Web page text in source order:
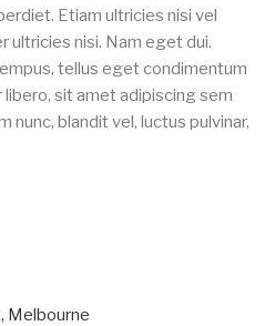
Etiam ultricies nisi vel
ultricies nisi. Nam eget dui.
tellus eget condimentum
sit amet adipiscing sem
nunc, blandit vel, luctus pulvinar,
Melbourne